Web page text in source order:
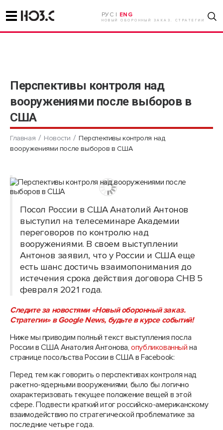
РУС | ENG
НОВЫЙ ОБОРОННЫЙ ЗАКАЗ. СТРАТЕГИИ
Перспективы контроля над
вооружениями после выборов в
США
Главная Новости
Перспективы контроля над
вооружениями после выборов в США
Посол России в США Анатолий Антонов
выступил на телесеминаре Академии
переговоров по контролю над
вооружениями. В своем выступлении
Антонов заявил, что у России и США еще
есть шанс достичь взаимопонимания до
истечения срока действия договора СНВ 5
февраля 2021 года.
Следите за новостями «Новый оборонный заказ.
Стратегии» в Google News, будьте в курсе событий!
Ниже мы приводим полный текст выступления посла
России в США Анатолия Антонова,опубликованный на
странице посольства России в США в Facebook:
Перед тем как говорить о перспективах контроля над
ракетно-ядерными вооружениями, было бы логично
охарактеризовать текущее положение вещей в этой
сфере. Подвести краткий итог российско-американскому
взаимодействию по стратегической проблематике за
последние четыре года.